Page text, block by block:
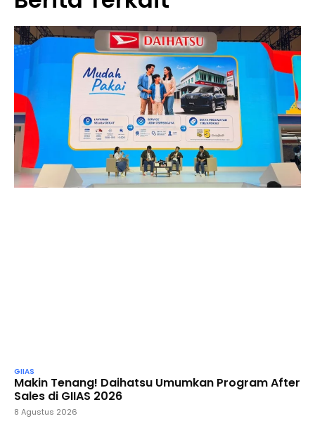
GIIAS
Makin Tenang! Daihatsu Umumkan Program After
Sales di GIIAS 2026
8 Agustus 2026